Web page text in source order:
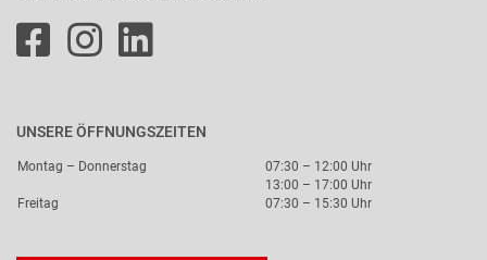
UNSERE ÖFFNUNGSZEITEN
Montag – Donnerstag
07:30 – 12:00 Uhr
13:00 – 17:00 Uhr
Freitag
07:30 – 15:30 Uhr